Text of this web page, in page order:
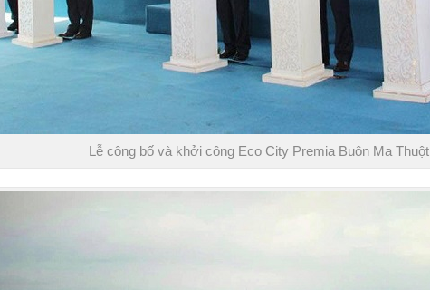
Lễ công bố và khởi công Eco City Premia Buôn Ma Thuột